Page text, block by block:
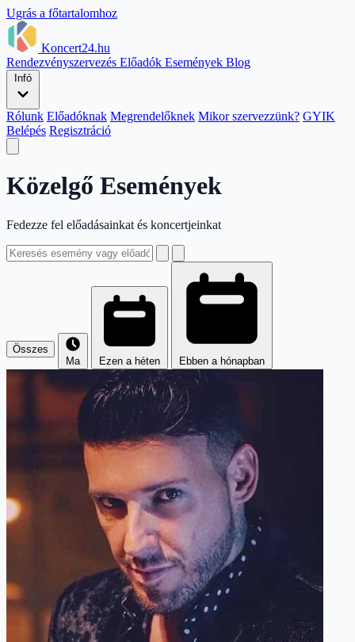
Ugrás a főtartalomhoz
Koncert24.hu
Rendezvényszervezés Előadók Események Blog
Infó
Rólunk Előadóknak Megrendelőknek Mikor szervezzünk? GYIK
Belépés Regisztráció
Közelgő Események
Fedezze fel előadásainkat és koncertjeinkat
Összes
Ma
Ezen a héten Ebben a hónapban